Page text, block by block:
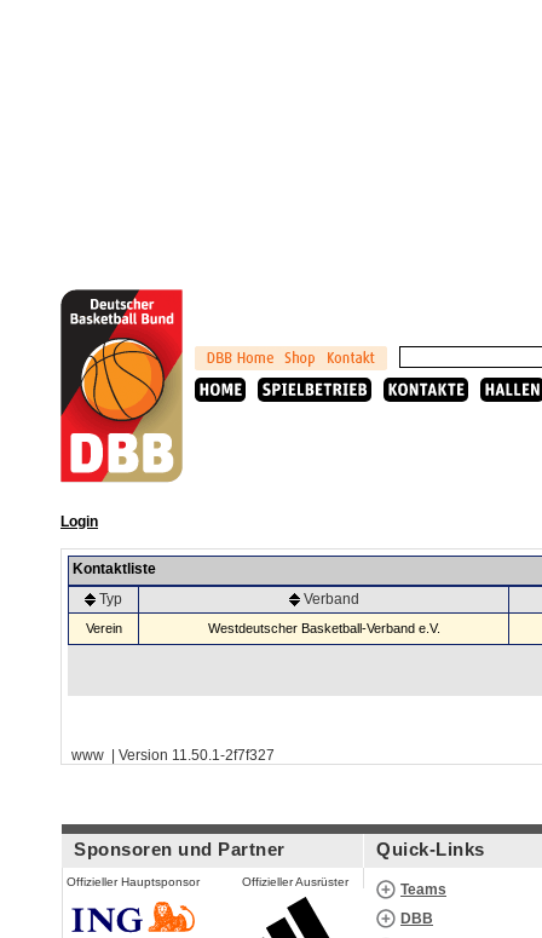
Login
Kontaktliste
Typ
Verband
Verein Westdeutscher Basketball-Verband e.V.
www | Version 11.50.1-2f7f327
Sponsoren und Partner
Offizieller Hauptsponsor Offizieller Ausrüster
Quick-Links
Teams
DBB